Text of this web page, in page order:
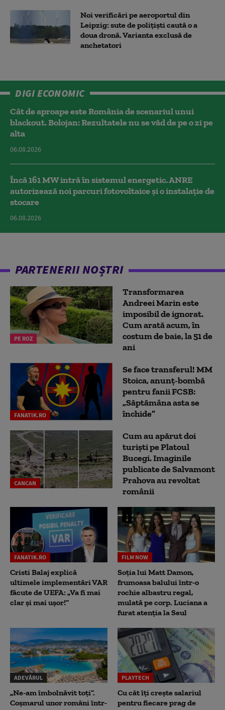
Noi verificări pe aeroportul din
Leipzig: sute de polițiști caută o a
doua dronă. Varianta exclusă de
anchetatori
DIGI ECONOMIC
Cât de aproape este România de scenariul unui
blackout. Bolojan: Rezultatele nu se văd de pe o zi pe
alta
06.08.2026
Încă 161 MW intră în sistemul energetic. ANRE
autorizează noi parcuri fotovoltaice și o instalație de
stocare
06.08.2026
PARTENERII NOȘTRI
PE ROZ
Transformarea
Andreei Marin este
imposibil de ignorat.
Cum arată acum, în
costum de baie, la 51 de
ani
FANATIK.RO
Se face transferul! MM
Stoica, anunț-bombă
pentru fanii FCSB:
„Săptămâna asta se
închide”
CANCAN
Cum au apărut doi
turiști pe Platoul
Bucegi. Imaginile
publicate de Salvamont
Prahova au revoltat
românii
FANATIK.RO
Cristi Balaj explică
ultimele implementări VAR
făcute de UEFA: „Va fi mai
clar și mai ușor!”
FILM NOW
Soția lui Matt Damon,
frumoasa balului într-o
rochie albastru regal,
mulată pe corp. Luciana a
furat atenția la Seul
ADEVĂRUL
„Ne-am îmbolnăvit toți”.
Coșmarul unor români într-
PLAYTECH
Cu cât îți crește salariul
pentru fiecare prag de